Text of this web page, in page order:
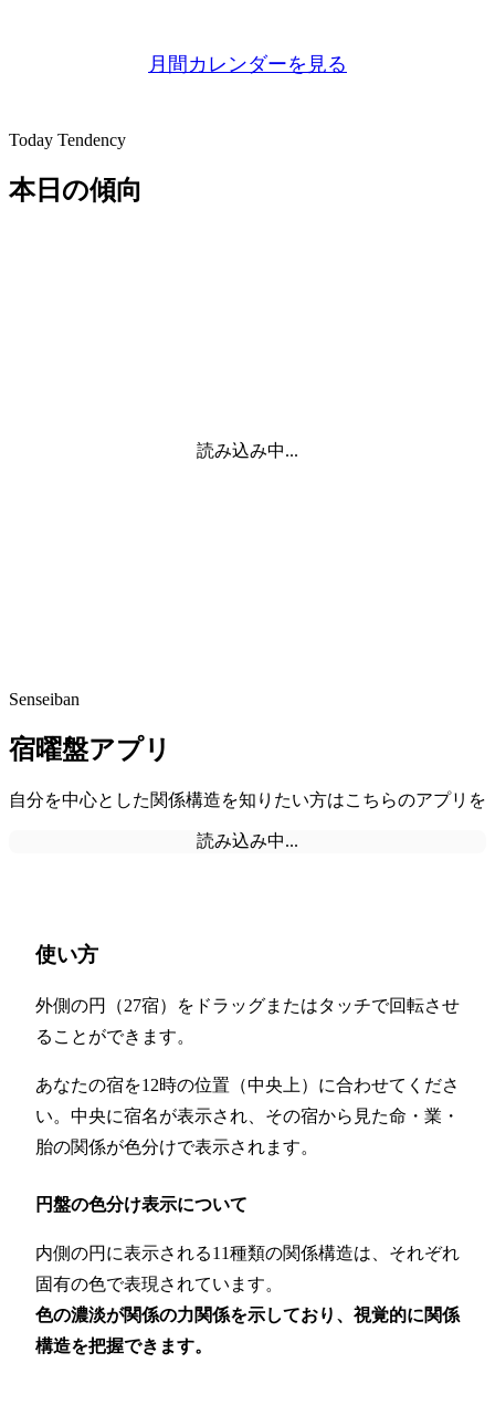
月間カレンダーを見る
Today Tendency
本日の傾向
読み込み中...
Senseiban
宿曜盤アプリ
自分を中心とした関係構造を知りたい方はこちらのアプリを
読み込み中...
使い方
外側の円（27宿）をドラッグまたはタッチで回転させ
ることができます。
あなたの宿を12時の位置（中央上）に合わせてくださ
い。中央に宿名が表示され、その宿から見た命・業・
胎の関係が色分けで表示されます。
円盤の色分け表示について
内側の円に表示される11種類の関係構造は、それぞれ
固有の色で表現されています。
色の濃淡が関係の力関係を示しており、視覚的に関係
構造を把握できます。